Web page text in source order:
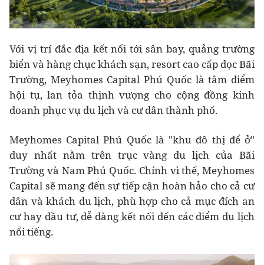
Với vị trí đắc địa kết nối tới sân bay, quảng trường
biển và hàng chục khách sạn, resort cao cấp dọc Bãi
Trường, Meyhomes Capital Phú Quốc là tâm điểm
hội tụ, lan tỏa thịnh vượng cho cộng đồng kinh
doanh phục vụ du lịch và cư dân thành phố.
Meyhomes Capital Phú Quốc là "khu đô thị để ở"
duy nhất nằm trên trục vàng du lịch của Bãi
Trường và Nam Phú Quốc. Chính vì thế, Meyhomes
Capital sẽ mang đến sự tiếp cận hoàn hảo cho cả cư
dân và khách du lịch, phù hợp cho cả mục đích an
cư hay đầu tư, dễ dàng kết nối đến các điểm du lịch
nổi tiếng.